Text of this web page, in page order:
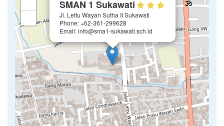
SMAN 1 Sukawati
Jl. Lettu Wayan Sutha II Sukawati
Phone: +62-361-299628
Email: info@sma1-sukawati.sch.id
+
−